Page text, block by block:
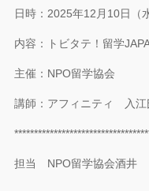
日時：2025年12月10日（
内容：トビタテ！留学
主催：NPO留学協会
講師：アフィニティ 入江
担当 NPO留学協会酒井